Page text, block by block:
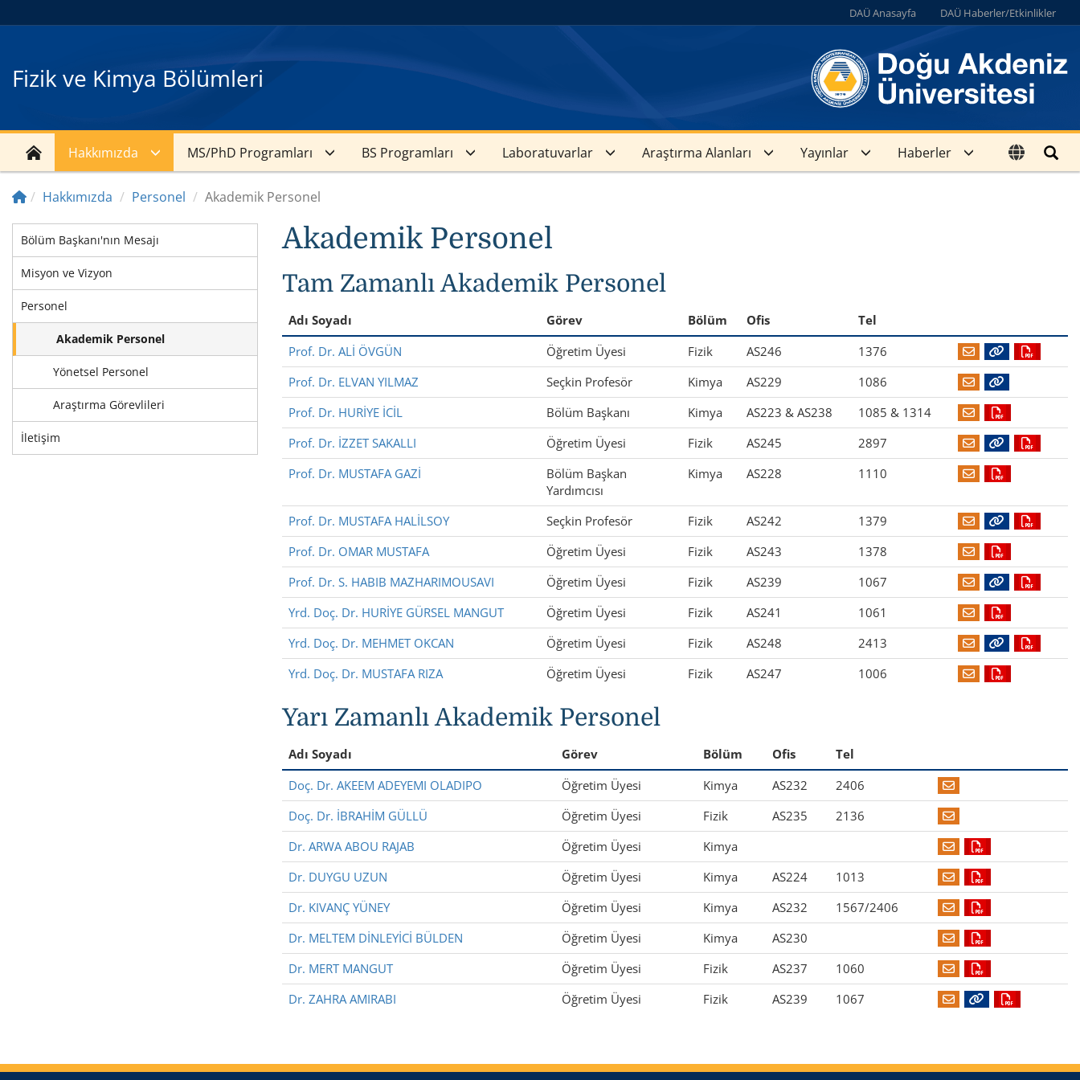
DAÜ Anasayfa DAÜ Haberler/Etkinlikler
Fizik ve Kimya Bölümleri
Hakkımızda MS/PhD Programları BS Programları Laboratuvarlar Araştırma Alanları Yayınlar Haberler
Hakkımızda Personel Akademik Personel
Bölüm Başkanı'nın Mesajı
Misyon ve Vizyon
Personel
Akademik Personel
Yönetsel Personel
Araştırma Görevlileri
İletişim
Akademik Personel
Tam Zamanlı Akademik Personel
Adı Soyadı Görev Bölüm Ofis
Tel
Prof. Dr. ALİ ÖVGÜN
Öğretim Üyesi Fizik AS246
1376
Prof. Dr. ELVAN YILMAZ
Seçkin Profesör Kimya AS229
1086
Prof. Dr. HURİYE İCİL
Bölüm Başkanı Kimya AS223 & AS238
1085 & 1314
Prof. Dr. İZZET SAKALLI
Öğretim Üyesi Fizik AS245
2897
Prof. Dr. MUSTAFA GAZİ
Bölüm Başkan
Yardımcısı
Kimya AS228 1110
Prof. Dr. MUSTAFA HALİLSOY Seçkin Profesör Fizik AS242
1379
Prof. Dr. OMAR MUSTAFA
Öğretim Üyesi Fizik AS243
1378
Prof. Dr. S. HABIB MAZHARIMOUSAVI
Öğretim Üyesi Fizik AS239
1067
Yrd. Doç. Dr. HURİYE GÜRSEL MANGUT
Öğretim Üyesi Fizik AS241
1061
Yrd. Doç. Dr. MEHMET OKCAN
Öğretim Üyesi Fizik AS248
2413
Yrd. Doç. Dr. MUSTAFA RIZA
Öğretim Üyesi Fizik AS247 1006
Yarı Zamanlı Akademik Personel
Adı Soyadı Görev Bölüm Ofis
Tel
Doç. Dr. AKEEM ADEYEMI OLADIPO
Öğretim Üyesi Kimya AS232
2406
Doç. Dr. İBRAHİM GÜLLÜ
Öğretim Üyesi Fizik AS235
2136
Dr. ARWA ABOU RAJAB
Öğretim Üyesi
Kimya
Dr. DUYGU UZUN
Öğretim Üyesi Kimya AS224
1013
Dr. KIVANÇ YÜNEY
Öğretim Üyesi Kimya AS232
1567/2406
Dr. MELTEM DİNLEYİCİ BÜLDEN
Öğretim Üyesi Kimya
AS230
Dr. MERT MANGUT
Öğretim Üyesi Fizik AS237
1060
Dr. ZAHRA AMIRABI
Öğretim Üyesi Fizik AS239 1067